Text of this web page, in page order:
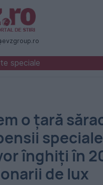
speciale
o țară
înghiți în
de lux